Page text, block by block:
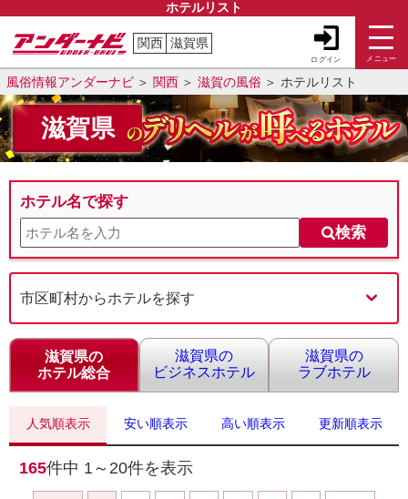
ホテルリスト
関西 滋賀県
ログイン メニュー
風俗情報アンダーナビ 関西 滋賀の風俗 ホテルリスト
滋賀県
ホテル名で探す
検索
市区町村からホテルを探す
滋賀県の
ホテル総合
滋賀県の
ビジネスホテル
滋賀県の
ラブホテル
人気順表示 安い順表示 高い順表示 更新順表示
165件中 1～20件を表示